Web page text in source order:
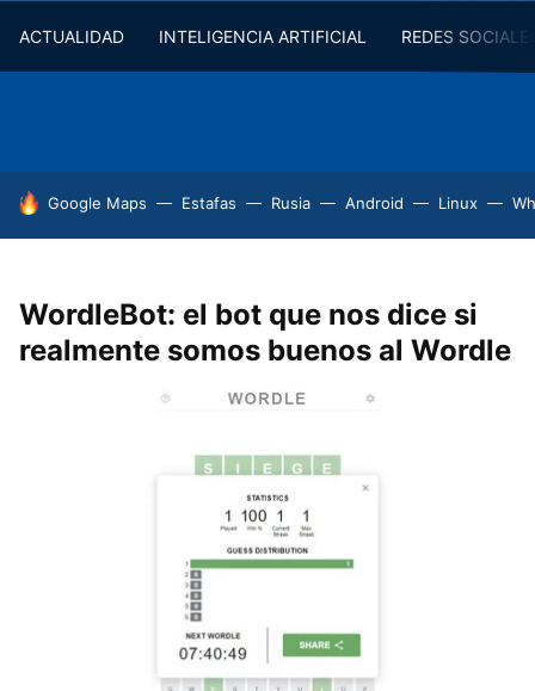
ACTUALIDAD INTELIGENCIA ARTIFICIAL REDES
HOY SE HABLA DE
Google Maps Estafas Rusia Android Linux
WordleBot: el bot que nos dice si
realmente somos buenos al Wordle